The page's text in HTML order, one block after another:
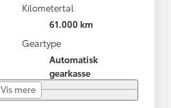
Kilometertal
61.000 km
Geartype
Automatisk
gearkasse
Vis mere